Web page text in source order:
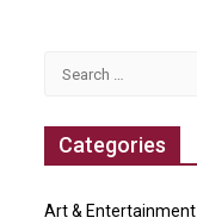
Categories
Art & Entertainment